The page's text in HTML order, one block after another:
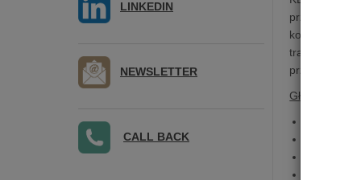
Główne
LINKEDIN
NEWSLETTER
CALL BACK